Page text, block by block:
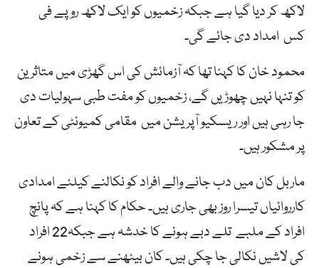
لاکھ کر دیا گیا ہے جبکہ زخمیوں کو ایک لاکھ روپے فی
کس امداد دی جائے گی۔
محمود خان کا کہنا تھا کہ آزمائش کی اس گھڑی میں متاثرین
کو تنہا نہیں چھوڑیں گے، زخمیوں کو مفت طبی سہولیات دی
جا رہی ہیں اور ریسکیو آپریشن میں مقامی کمیونٹی کے تعاون
پر مشکور ہیں۔
ماربل کان میں دب جانے والے افراد کو نکالنے کیلئے امدادی
کارروائیاں تیسرا روز بھی جاری ہیں۔ حکام کا کہنا ہے کہ پانچ
افراد کے ملبے تلے دبے ہونے کا خدشہ ہے جبکہ22 افراد
کی لاشیں نکالی جا چکی ہیں۔ کان بیٹھنے سے زخمی ہونے